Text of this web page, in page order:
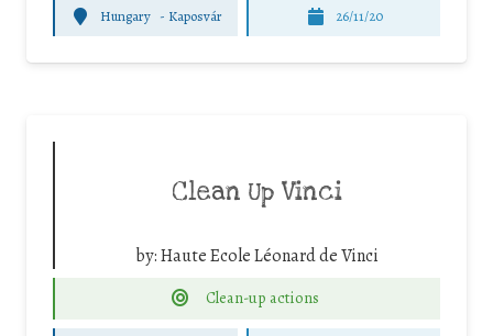
Hungary - Kaposvár 26/11/20
Clean Up Vinci
by:Haute Ecole Léonard de Vinci
Clean-up actions